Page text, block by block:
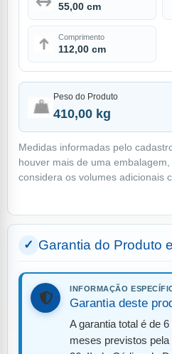
55,00 cm
Comprimento
112,00 cm
Peso do Produto
410,00 kg
Medidas informadas pelo
houver mais de uma
considera os volumes adicionais
Garantia do Produto
INFORMAÇÃO
Garantia deste
A garantia total é de
meses previstos pela